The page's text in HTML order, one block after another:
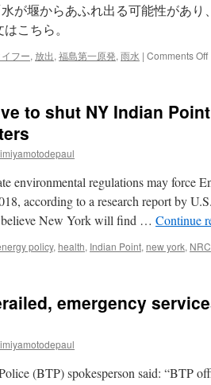
が堰からあふれ出る可能性があ
こちら。
フー, 放出, 福島第一原発, 雨水 | Comments Offon
to shut NY Indian
environmental regulations may force
according to a research report by
believe New York will find … Continue
policy, health, Indian Point, new york, NRC
emergency
(BTP) spokesperson said: “BTP